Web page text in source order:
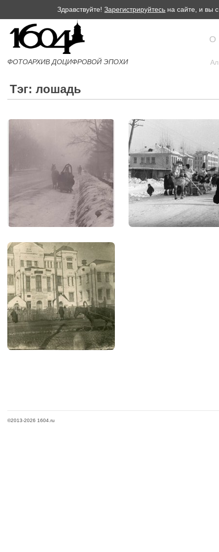
Здравствуйте!Зарегистрируйтесь на сайте, и вы
ФОТОАРХИВ ДОЦИФРОВОЙ ЭПОХИ
О
Тэг: лошадь
©2013-2026 1604.ru